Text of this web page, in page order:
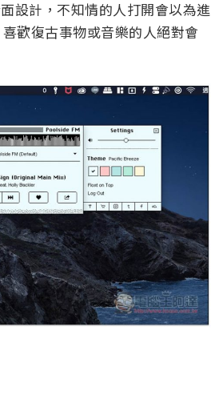
設計，不知情的人打開會以為進
歡復古事物或音樂的人絕對會